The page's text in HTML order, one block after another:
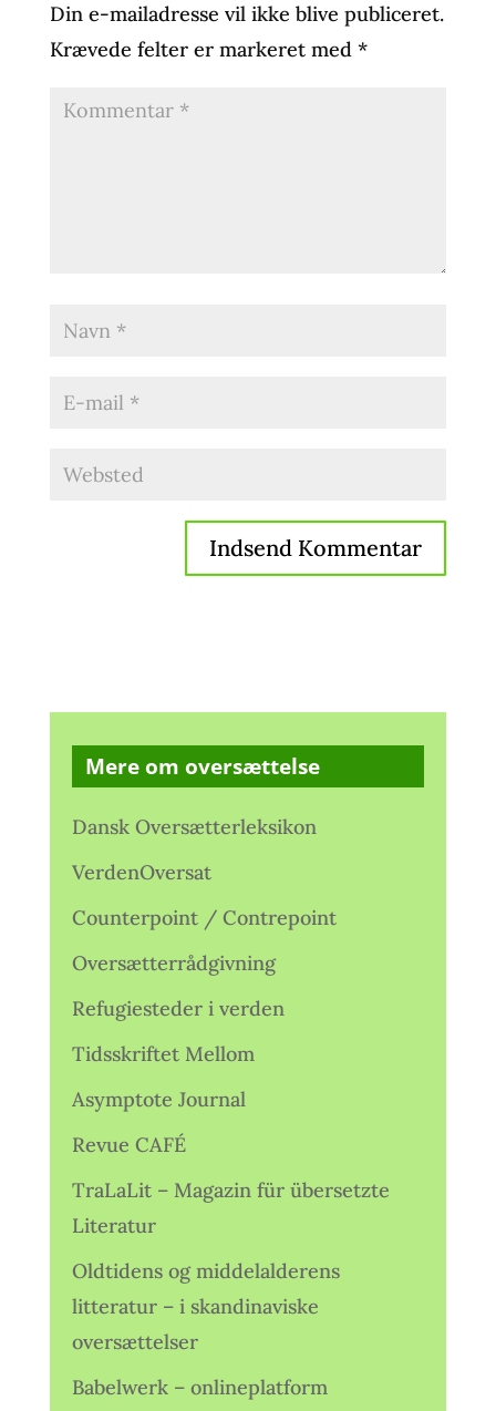
Din e-mailadresse vil ikke blive publiceret.
Krævede felter er markeret med *
Mere om oversættelse
Dansk Oversætterleksikon
VerdenOversat
Counterpoint / Contrepoint
Oversætterrådgivning
Refugiesteder i verden
Tidsskriftet Mellom
Asymptote Journal
Revue CAFÉ
TraLaLit – Magazin für übersetzte
Literatur
Oldtidens og middelalderens
litteratur – i skandinaviske
oversættelser
Babelwerk – onlineplatform